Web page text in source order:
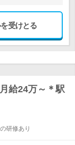
受けとる
給24万～＊駅
研修あり